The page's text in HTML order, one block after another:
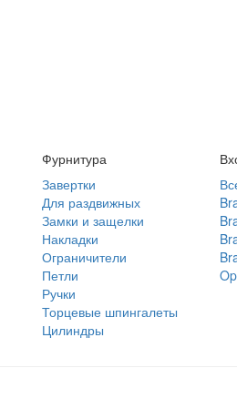
Фурнитура
Завертки
Для раздвижных
Замки и защелки
Накладки
Ограничители
Петли
Ручки
Торцевые шпингалеты
Цилиндры